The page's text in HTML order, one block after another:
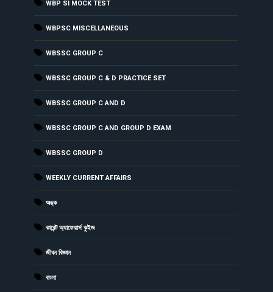
WBP SI MOCK TEST
WBPSC MISCELLANEOUS
WBSSC GROUP C
WBSSC GROUP C & D PRACTICE SET
WBSSC GROUP C AND D
WBSSC GROUP C AND GROUP D EXAM
WBSSC GROUP D
WEEKLY CURRENT AFFAIRS
অঙ্ক
কারেন্ট অ্যাফেয়ার্স কুইজ
জীবন বিজ্ঞান
বাংলা